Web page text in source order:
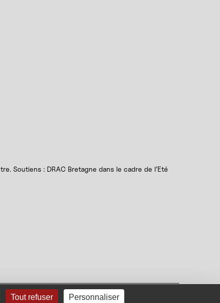
Tout refuser Personnaliser
Soutiens : DRAC Bretagne dans le cadre de l’Eté
S'inscrire à la newsletter